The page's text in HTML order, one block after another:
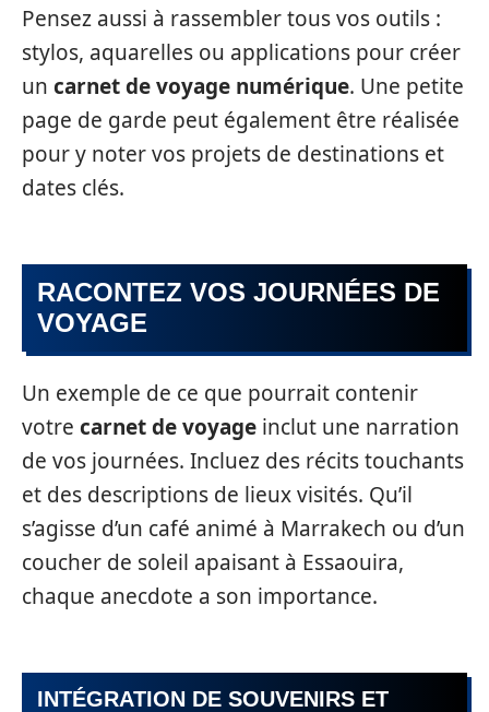
Pensez aussi à rassembler tous vos outils :
stylos, aquarelles ou applications pour créer
un carnet de voyage numérique. Une petite
page de garde peut également être réalisée
pour y noter vos projets de destinations et
dates clés.
RACONTEZ VOS JOURNÉES DE
VOYAGE
Un exemple de ce que pourrait contenir
votre carnet de voyage inclut une narration
de vos journées. Incluez des récits touchants
et des descriptions de lieux visités. Qu’il
s’agisse d’un café animé à Marrakech ou d’un
coucher de soleil apaisant à Essaouira,
chaque anecdote a son importance.
INTÉGRATION DE SOUVENIRS ET